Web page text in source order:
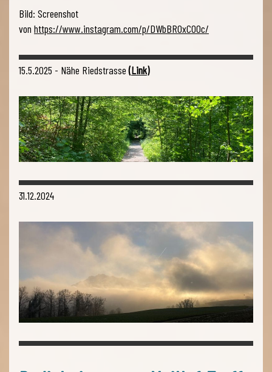
Bild: Screenshot
von https://www.instagram.com/p/DWbBROxCOOc/
15.5.2025 - Nähe Riedstrasse(Link)
31.12.2024